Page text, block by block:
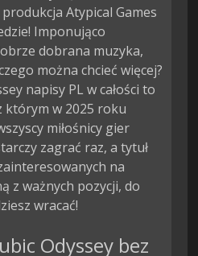
Atypical Games
Imponująco
dobrana muzyka,
można chcieć więcej?
napisy PL w całości to
którym w 2025 roku
miłośnicy gier
zagrać raz, a tytuł
na
z ważnych pozycji, do
wracać!
Odyssey bez